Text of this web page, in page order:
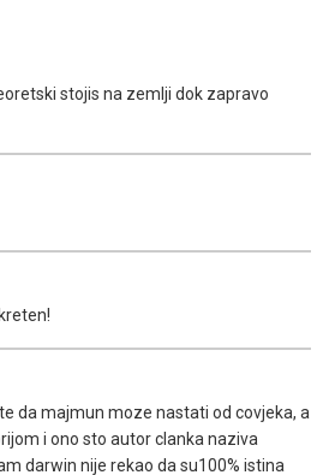
stojis na zemlji dok zapravo
da majmun moze nastati od covjeka, a
i ono sto autor clanka naziva
darwin nije rekao da su100% istina